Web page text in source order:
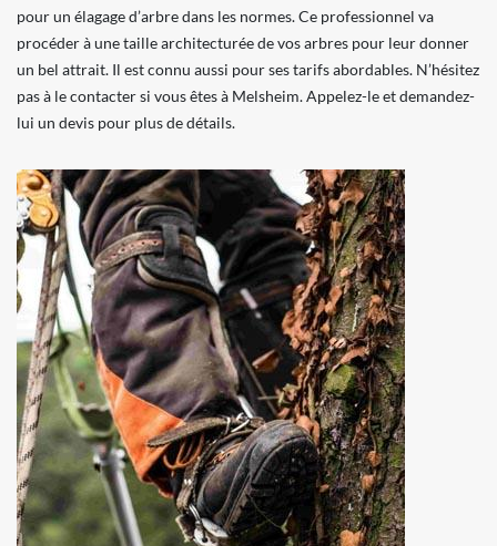
pour un élagage d’arbre dans les normes. Ce professionnel va
procéder à une taille architecturée de vos arbres pour leur donner
un bel attrait. Il est connu aussi pour ses tarifs abordables. N’hésitez
pas à le contacter si vous êtes à Melsheim. Appelez-le et demandez-
lui un devis pour plus de détails.